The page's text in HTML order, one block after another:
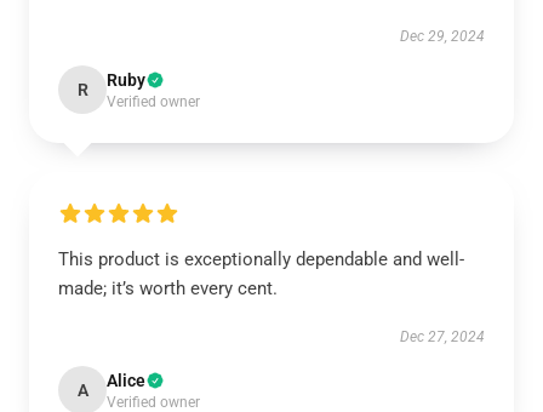
Dec 29, 2024
R Ruby
Verified owner
This product is exceptionally dependable and well-
made; it’s worth every cent.
Dec 27, 2024
A Alice
Verified owner